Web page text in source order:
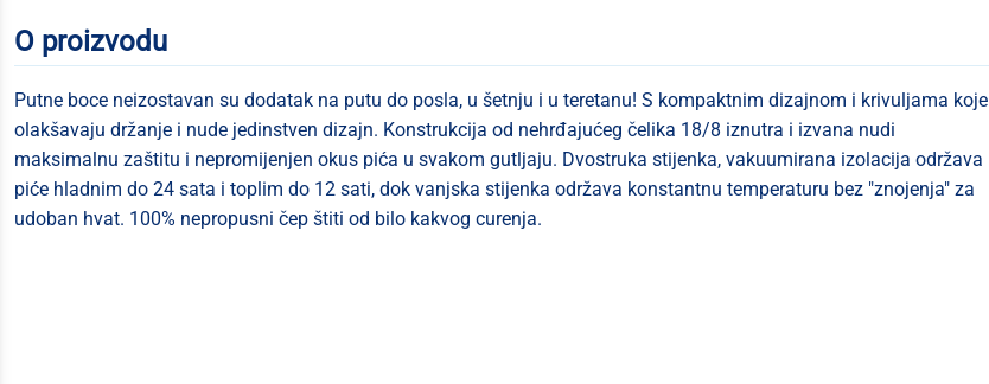
O proizvodu
Putne boce neizostavan su dodatak na putu do posla, u šetnju i u teretanu! S kompaktnim dizajnom i krivuljama koje
olakšavaju držanje i nude jedinstven dizajn. Konstrukcija od nehrđajućeg čelika 18/8 iznutra i izvana nudi
maksimalnu zaštitu i nepromijenjen okus pića u svakom gutljaju. Dvostruka stijenka, vakuumirana izolacija održava
piće hladnim do 24 sata i toplim do 12 sati, dok vanjska stijenka održava konstantnu temperaturu bez "znojenja" za
udoban hvat. 100% nepropusni čep štiti od bilo kakvog curenja.